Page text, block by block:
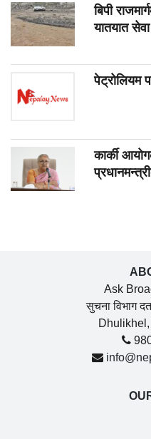
बिपी
यातयात
पेट्रोलियम
कार्की
Ask
सुचना विभाग